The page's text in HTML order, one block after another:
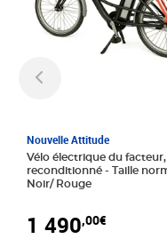
Nouvelle Attitude
Vélo électrique du facteur,
reconditionné - Taille normale -
Noir/ Rouge
1 490,00€